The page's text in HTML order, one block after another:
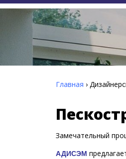
Главная ›
Замечательный
АДИСЭМ